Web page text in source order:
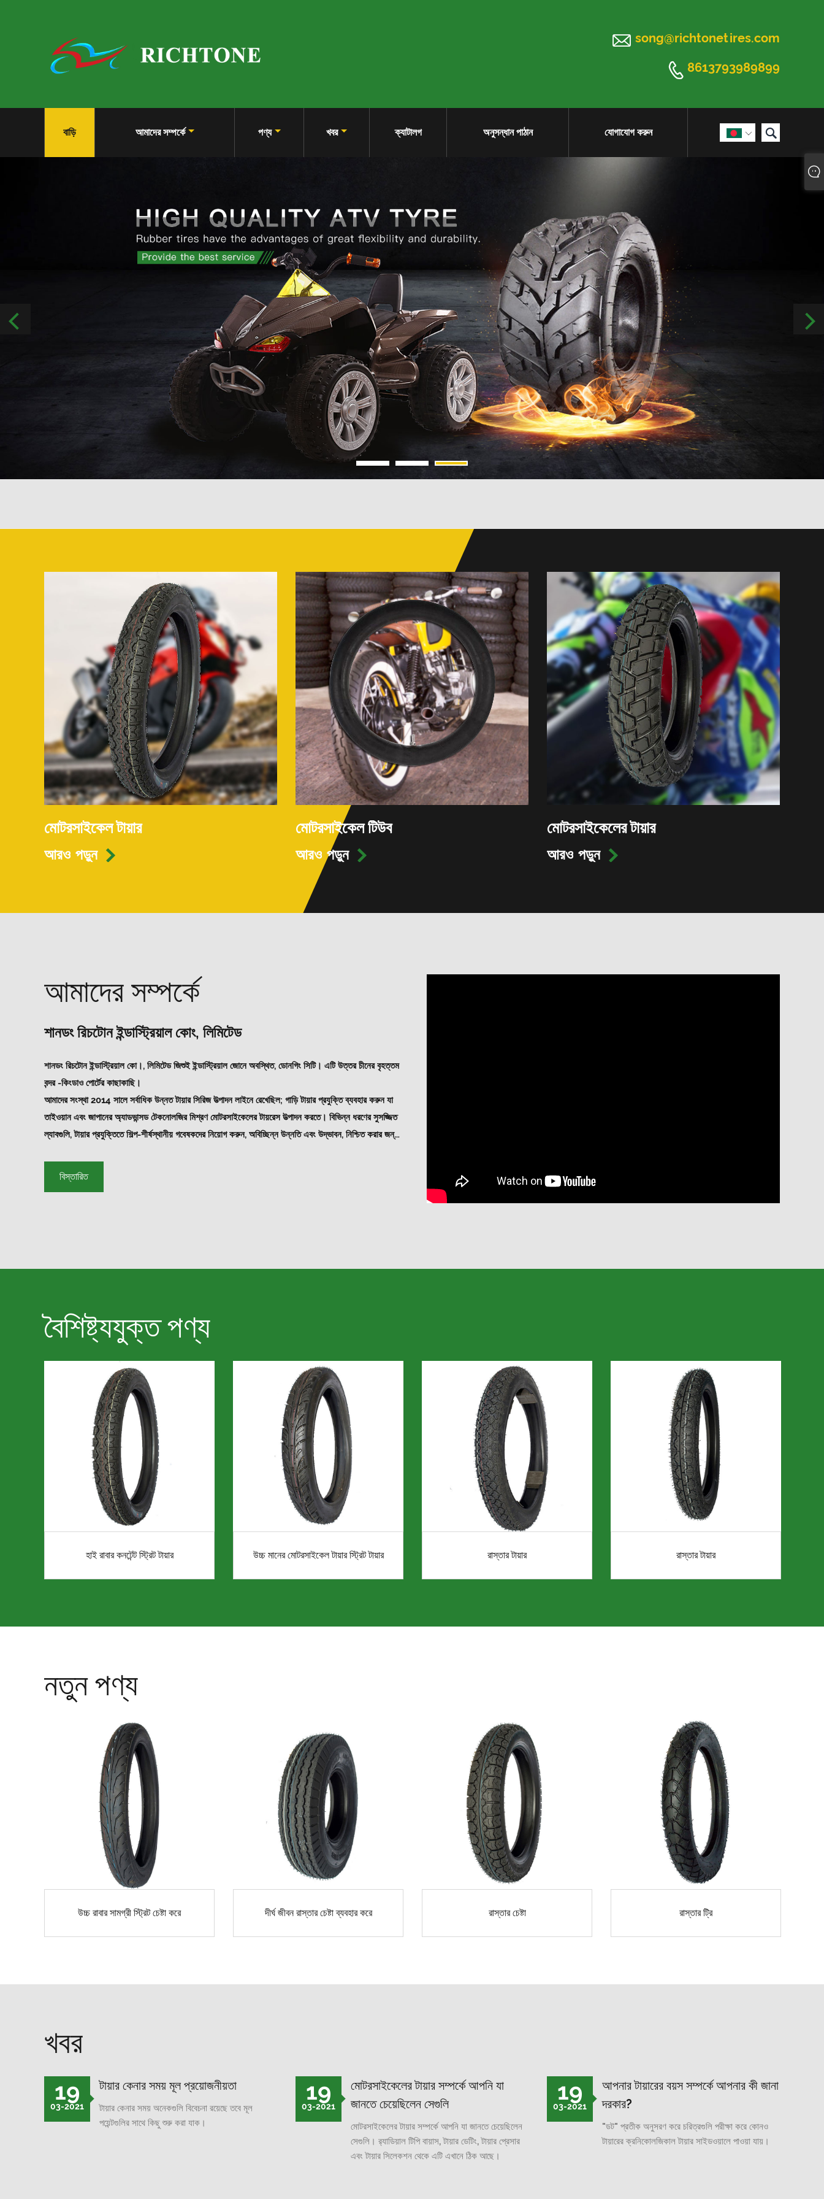
 song@richtonetires.com
 8613793989899
 
বাড়ি আমাদের সম্পর্কে পণ্য খবর ক্যাটালগ অনুসন্ধান পাঠান যোগাযোগ করুন
মোটরসাইকেল টায়ার
আরও পড়ুন 
মোটরসাইকেল টিউব
আরও পড়ুন 
মোটরসাইকেলের টায়ার
আরও পড়ুন 
আমাদের সম্পর্কে
শানডং রিচটোন ইন্ডাস্ট্রিয়াল কোং, লিমিটেড
শানডং রিচটোন ইন্ডাস্ট্রিয়াল কো।, লিমিটেড জিশুই ইন্ডাস্ট্রিয়াল জোনে অবস্থিত, ডোনগিং সিটি। এটি উত্তর চীনের বৃহত্তম
বন্দর -কিংডাও পোর্টের কাছাকাছি।
আমাদের সংস্থা 2014 সালে সর্বাধিক উন্নত টায়ার সিরিজ উত্পাদন লাইনে রেখেছিল; গাড়ি টায়ার প্রযুক্তি ব্যবহার করুন যা
তাইওয়ান এবং জাপানের অ্যাডভান্সড টেকনোলজির মিশ্রণ মোটরসাইকেলের টায়রেস উত্পাদন করতে। বিভিন্ন ধরণের সুসজ্জিত
ল্যাবগুলি, টায়ার প্রযুক্তিতে শিল্প-শীর্ষস্থানীয় গবেষকদের নিয়োগ করুন, অবিচ্ছিন্ন উন্নতি এবং উদ্ভাবন, নিশ্চিত করার জন্য
বিস্তারিত
বৈশিষ্ট্যযুক্ত পণ্য
হাই রাবার কনটেন্ট স্ট্রিট টায়ার উচ্চ মানের মোটরসাইকেল টায়ার স্ট্রিট টায়ার রাস্তার টায়ার রাস্তার টায়ার
নতুন পণ্য
উচ্চ রাবার সামগ্রী স্ট্রিট চেষ্টা করে দীর্ঘ জীবন রাস্তার চেষ্টা ব্যবহার করে রাস্তার চেষ্টা রাস্তার ট্রি
খবর
টায়ার কেনার সময় মূল প্রয়োজনীয়তা
টায়ার কেনার সময় অনেকগুলি বিবেচনা রয়েছে তবে মূল
পয়েন্টগুলির সাথে কিছু শুরু করা যাক।
19
03-2021
মোটরসাইকেলের টায়ার সম্পর্কে আপনি যা
জানতে চেয়েছিলেন সেগুলি
মোটরসাইকেলের টায়ার সম্পর্কে আপনি যা জানতে চেয়েছিলেন
সেগুলি। র‌্যাডিয়াল টিপি বায়াস, টায়ার ডেটিং, টায়ার প্রেসার
এবং টায়ার সিলেকশন থেকে এটি এখানে ঠিক আছে।
19
03-2021
আপনার টায়ারের বয়স সম্পর্কে আপনার কী জানা
দরকার?
"ডট" প্রতীক অনুসরণ করে চরিত্রগুলি পরীক্ষা করে কোনও
টায়ারের ক্রনিকোলজিকাল টায়ার সাইডওয়ালে পাওয়া যায়।
19
03-2021